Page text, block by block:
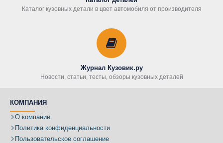
Каталог кузовных детали в цвет автомобиля от производителя
Журнал Кузовик.ру
Новости, статьи, тесты, обзоры кузовных деталей
КОМПАНИЯ
О компании
Политика конфиденциальности
Пользовательское соглашение